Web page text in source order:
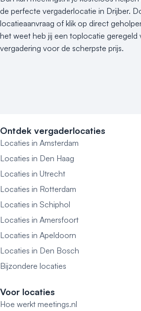
de perfecte vergaderlocatie in Drijber.
locatieaanvraag of klik op direct
het weet heb jij een toplocatie geregeld
vergadering voor de scherpste prijs.
Ontdek vergaderlocaties
Locaties in Amsterdam
Locaties in Den Haag
Locaties in Utrecht
Locaties in Rotterdam
Locaties in Schiphol
Locaties in Amersfoort
Locaties in Apeldoorn
Locaties in Den Bosch
Bijzondere locaties
Voor locaties
Hoe werkt meetings.nl